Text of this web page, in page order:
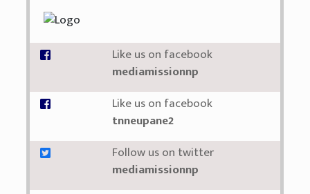
Like us on facebook
mediamissionnp
Like us on facebook
tnneupane2
Follow us on twitter
mediamissionnp